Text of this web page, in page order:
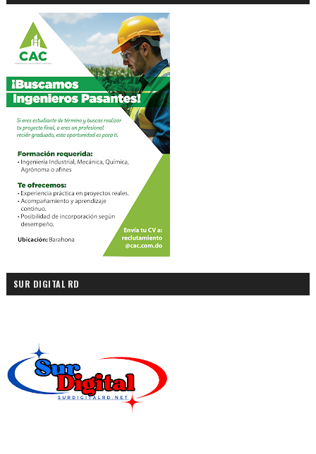
SUR DIGITAL RD